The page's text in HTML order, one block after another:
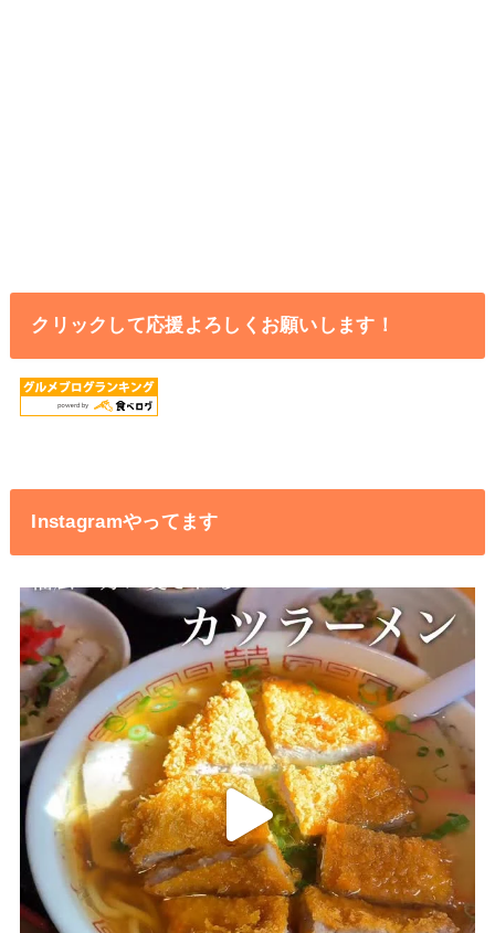
クリックして応援よろしくお願いします！
Instagramやってます